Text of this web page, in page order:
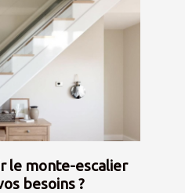
le monte-escalier
besoins ?